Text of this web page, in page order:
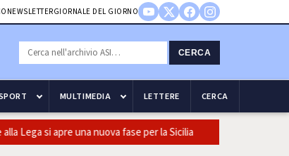
NEWSLETTERGIORNALE DEL GIORNO
CERCA
MULTIMEDIA LETTERE CERCA
si apre una nuova fase per la Sicilia